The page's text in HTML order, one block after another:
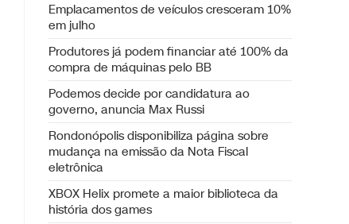
Emplacamentos de veículos cresceram 10%
em julho
Produtores já podem financiar até 100% da
compra de máquinas pelo BB
Podemos decide por candidatura ao
governo, anuncia Max Russi
Rondonópolis disponibiliza página sobre
mudança na emissão da Nota Fiscal
eletrônica
XBOX Helix promete a maior biblioteca da
história dos games